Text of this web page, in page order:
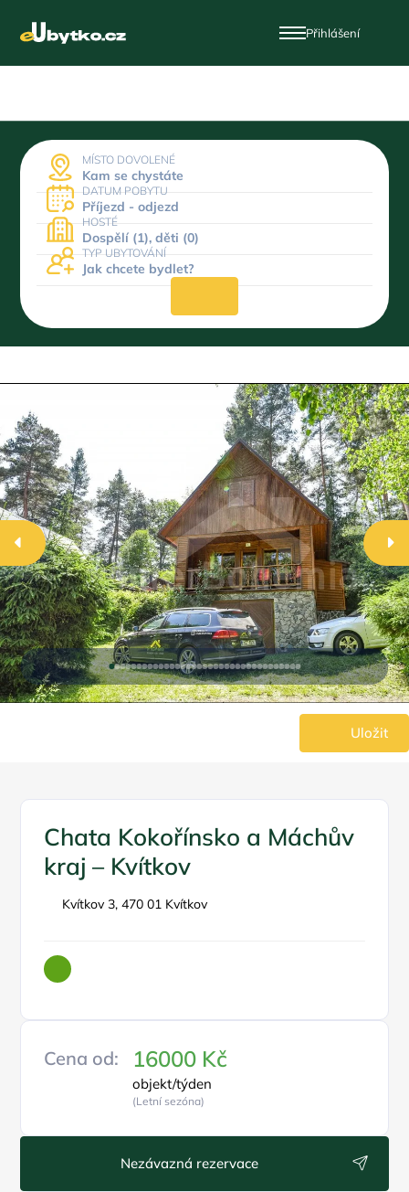
Přihlášení
MÍSTO DOVOLENÉ
Kam se chystáte
DATUM POBYTU
Příjezd - odjezd
HOSTÉ
Dospělí (1), děti (0)
TYP UBYTOVÁNÍ
Jak chcete bydlet?
Uložit
Chata Kokořínsko a Máchův
kraj – Kvítkov
Kvítkov 3, 470 01 Kvítkov
Cena od: 16000 Kč
objekt/týden
(Letní sezóna)
Nezávazná rezervace